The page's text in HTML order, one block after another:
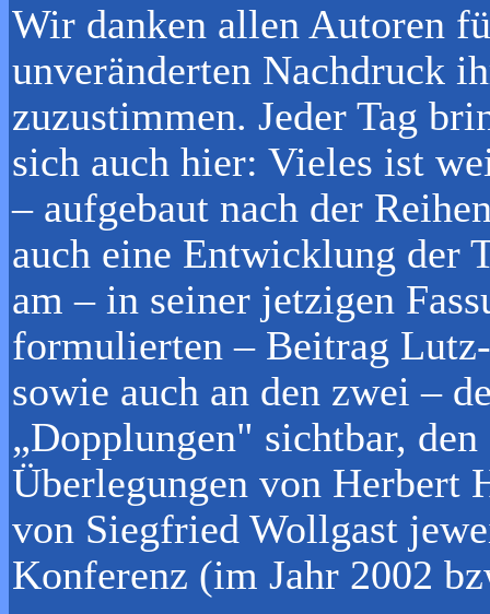
Wir danken allen Autoren
unveränderten Nachdruck
zuzustimmen. Jeder Tag
sich auch hier: Vieles ist
– aufgebaut nach der
auch eine Entwicklung der
am – in seiner jetzigen
formulierten – Beitrag
sowie auch an den zwei –
„Dopplungen" sichtbar,
Überlegungen von Herbert
von Siegfried Wollgast
Konferenz (im Jahr 2002